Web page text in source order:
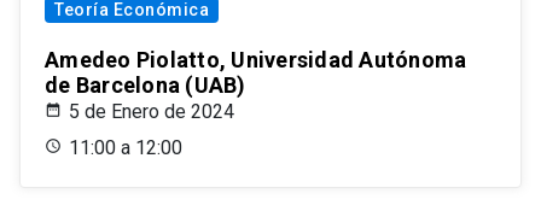
Teoría Económica
Amedeo Piolatto, Universidad Autónoma
de Barcelona (UAB)
5 de Enero de 2024
11:00 a 12:00